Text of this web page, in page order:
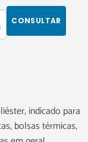
CONSULTAR
indicado para
bolsas térmicas,